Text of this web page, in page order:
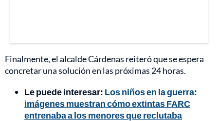
Finalmente, el alcalde Cárdenas reiteró que se espera
concretar una solución en las próximas 24 horas.
Le puede interesar: Los niños en la guerra:
imágenes muestran cómo extintas FARC
entrenaba a los menores que reclutaba